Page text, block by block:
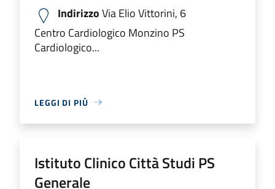
IndirizzoVia Elio Vittorini, 6
Centro Cardiologico Monzino PS
Cardiologico...
LEGGI DI PIÙ
Istituto Clinico Città Studi PS
Generale